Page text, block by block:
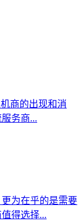
商的出现和消
务商...
为在乎的是需要
得选择...